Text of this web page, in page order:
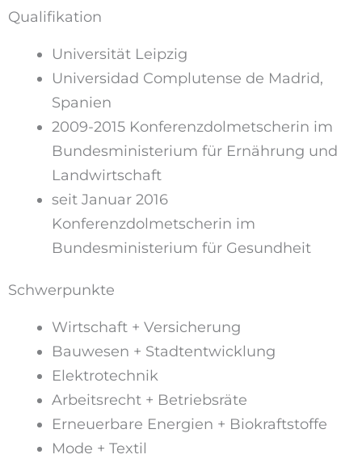
Qualifikation
Universität Leipzig
Universidad Complutense de Madrid,
Spanien
2009-2015 Konferenzdolmetscherin im
Bundesministerium für Ernährung und
Landwirtschaft
seit Januar 2016
Konferenzdolmetscherin im
Bundesministerium für Gesundheit
Schwerpunkte
Wirtschaft + Versicherung
Bauwesen + Stadtentwicklung
Elektrotechnik
Arbeitsrecht + Betriebsräte
Erneuerbare Energien + Biokraftstoffe
Mode + Textil